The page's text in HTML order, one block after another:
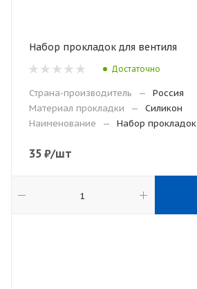
Набор прокладок для вентиля
Достаточно
Страна-производитель —
Россия
Материал прокладки
—
Силикон
Наименование
— Набор прокладок
35 ₽/шт